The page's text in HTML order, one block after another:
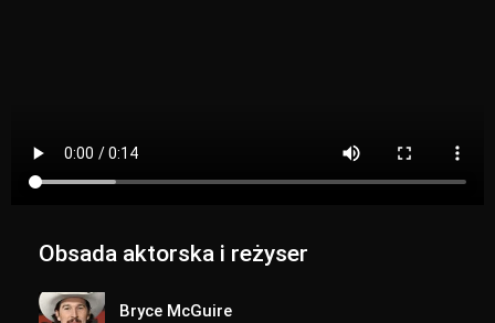
Obsada aktorska i reżyser
Bryce McGuire